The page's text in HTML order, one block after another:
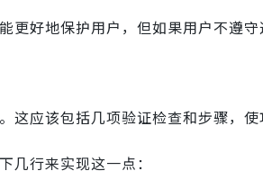
更好地保护用户，但如果用户不遵
这应该包括几项验证检查和步骤，使
几行来实现这一点：